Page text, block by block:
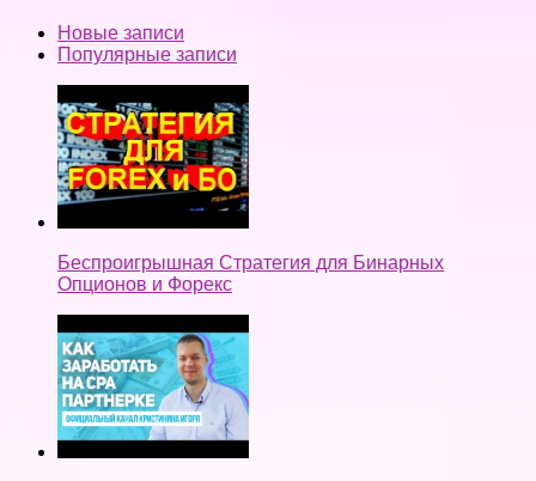
Новые записи
Популярные записи
Беспроигрышная Стратегия для Бинарных
Опционов и Форекс